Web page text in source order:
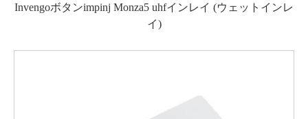
Invengoボタンimpinj Monza5 uhfインレイ (ウェットインレ
イ)